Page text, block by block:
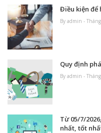
Điều kiện để
By admin -
Quy định
By admin -
Từ 05/7/
nhất, tốt